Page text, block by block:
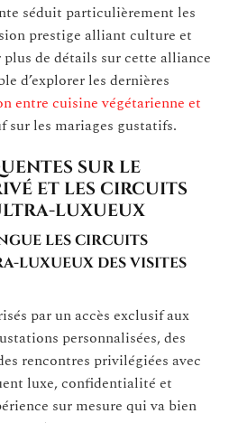
séduit particulièrement les
prestige alliant culture et
de détails sur cette alliance
d’explorer les dernières
entre cuisine végétarienne et
sur les mariages gustatifs.
sur le
et les circuits
luxueux
les circuits
luxueux des visites
par un accès exclusif aux
personnalisées, des
rencontres privilégiées avec
luxe, confidentialité et
sur mesure qui va bien